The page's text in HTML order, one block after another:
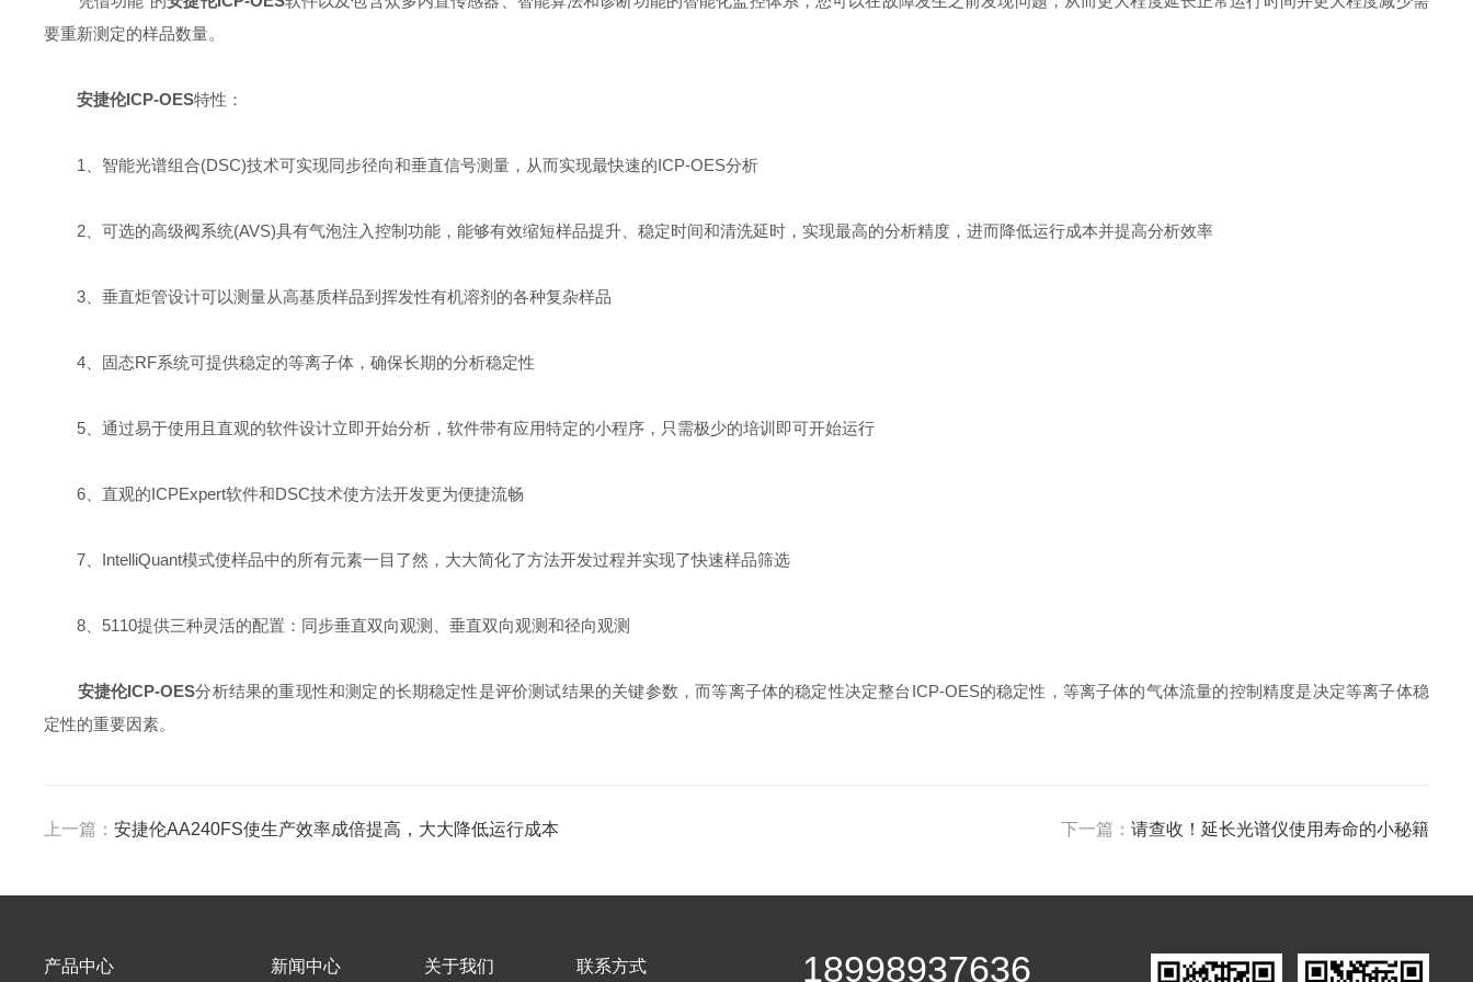
要重新测定的样品数量。
安捷伦ICP-OES特性：
1、智能光谱组合(DSC)技术可实现同步径向和垂直信号测量，从而实现最快速的ICP-OES分析
2、可选的高级阀系统(AVS)具有气泡注入控制功能，能够有效缩短样品提升、稳定时间和清洗延时，实现最高的分析精度，进而降低运行成本并提高分析效率
3、垂直炬管设计可以测量从高基质样品到挥发性有机溶剂的各种复杂样品
4、固态RF系统可提供稳定的等离子体，确保长期的分析稳定性
5、通过易于使用且直观的软件设计立即开始分析，软件带有应用特定的小程序，只需极少的培训即可开始运行
6、直观的ICPExpert软件和DSC技术使方法开发更为便捷流畅
7、IntelliQuant模式使样品中的所有元素一目了然，大大简化了方法开发过程并实现了快速样品筛选
8、5110提供三种灵活的配置：同步垂直双向观测、垂直双向观测和径向观测
安捷伦ICP-OES分析结果的重现性和测定的长期稳定性是评价测试结果的关键参数，而等离子体的稳定性决定整台ICP-OES的稳定性，等离子体的气体流量的控制精度是决定等离子体稳
定性的重要因素。
上一篇：安捷伦AA240FS使生产效率成倍提高，大大降低运行成本 下一篇： 请查收！延长光谱仪使用寿命的小秘籍
产品中心 新闻中心 关于我们 联系方式 18998937636